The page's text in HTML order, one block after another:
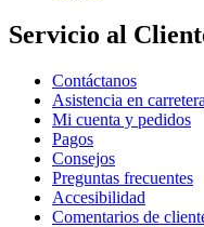
Servicio al
Contáctanos
Asistencia en carretera
Mi cuenta y pedidos
Pagos
Consejos
Preguntas frecuentes
Accesibilidad
Comentarios de